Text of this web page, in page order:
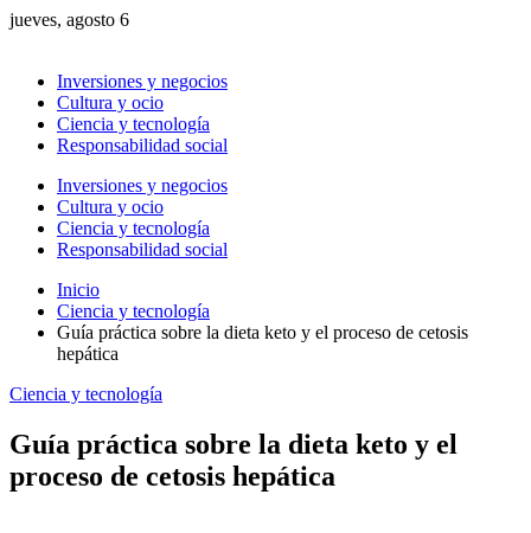
jueves, agosto 6
Inversiones y negocios
Cultura y ocio
Ciencia y tecnología
Responsabilidad social
Inversiones y negocios
Cultura y ocio
Ciencia y tecnología
Responsabilidad social
Inicio
Ciencia y tecnología
Guía práctica sobre la dieta keto y el proceso de cetosis
hepática
Ciencia y tecnología
Guía práctica sobre la dieta keto y el
proceso de cetosis hepática